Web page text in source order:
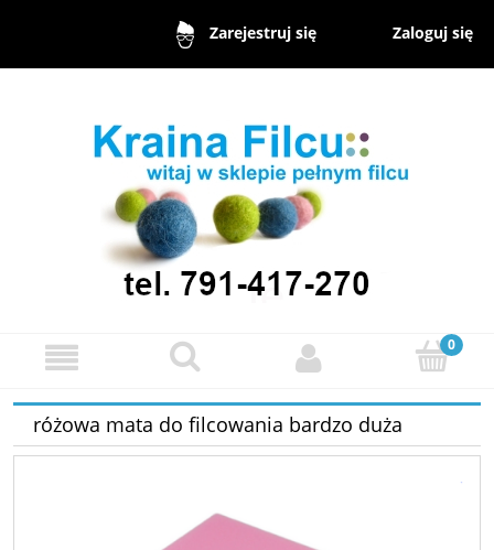
Zarejestruj się Zaloguj się
różowa mata do filcowania bardzo duża